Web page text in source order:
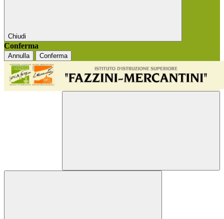
Chiudi
Conferma
Annulla Conferma